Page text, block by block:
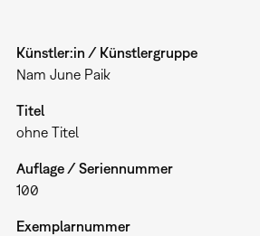
Künstler:in / Künstlergruppe
Nam June Paik
Titel
ohne Titel
Auflage / Seriennummer
100
Exemplarnummer